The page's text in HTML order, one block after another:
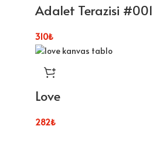
Adalet Terazisi #001
310₺
Love
282₺